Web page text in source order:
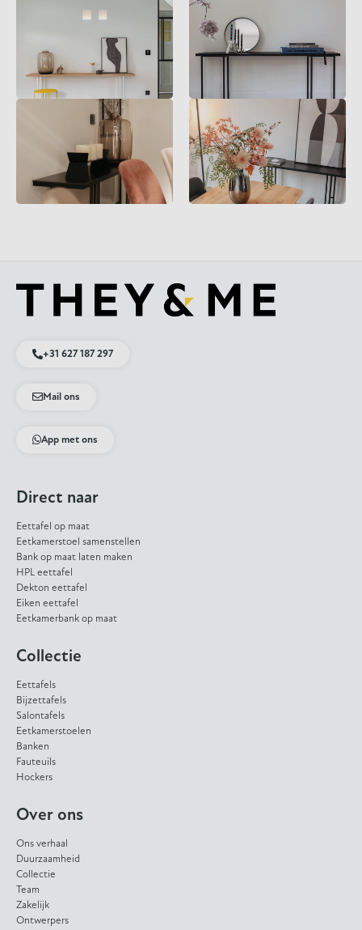
+31 627 187 297
Mail ons
App met ons
Direct naar
Eettafel op maat
Eetkamerstoel samenstellen
Bank op maat laten maken
HPL eettafel
Dekton eettafel
Eiken eettafel
Eetkamerbank op maat
Collectie
Eettafels
Bijzettafels
Salontafels
Eetkamerstoelen
Banken
Fauteuils
Hockers
Over ons
Ons verhaal
Duurzaamheid
Collectie
Team
Zakelijk
Ontwerpers